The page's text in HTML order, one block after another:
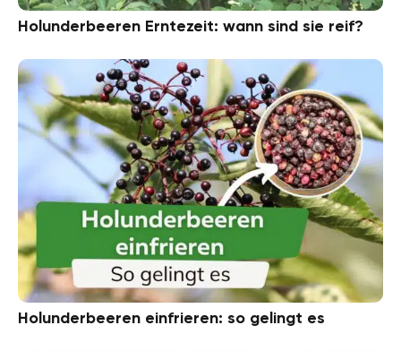
Holunderbeeren Erntezeit: wann sind sie reif?
Holunderbeeren einfrieren: so gelingt es